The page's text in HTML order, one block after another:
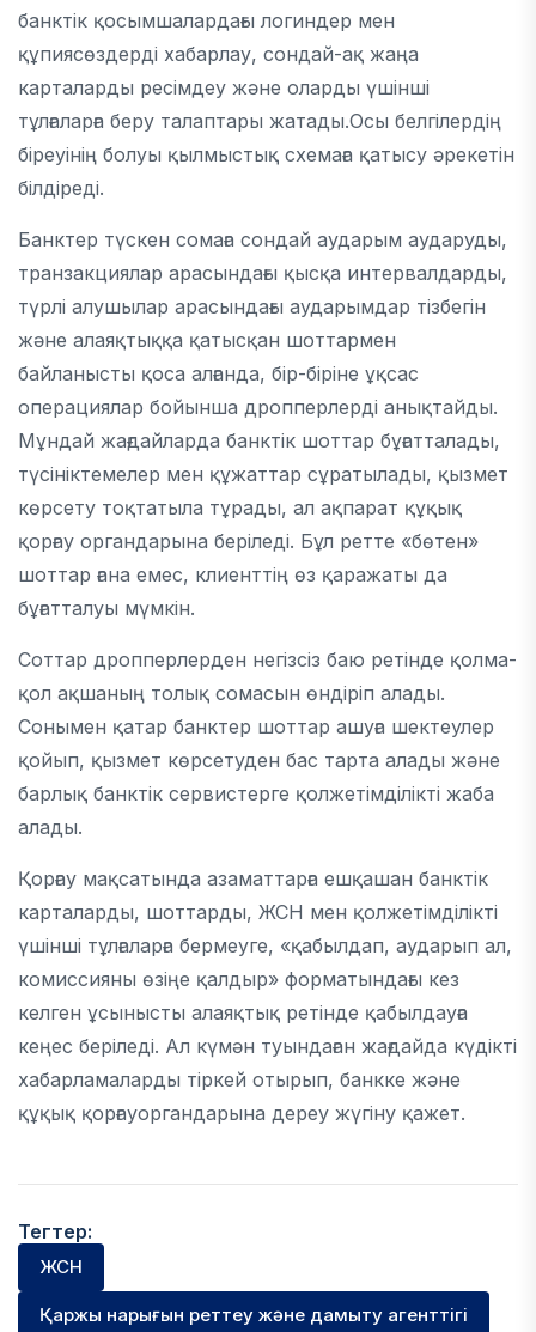
банктік қосымшалардағы логиндер мен
құпиясөздерді хабарлау, сондай-ақ жаңа
карталарды ресімдеу және оларды үшінші
тұлғаларға беру талаптары жатады.Осы белгілердің
біреуінің болуы қылмыстық схемаға қатысу әрекетін
білдіреді.
Банктер түскен сомаға сондай аударым аударуды,
транзакциялар арасындағы қысқа интервалдарды,
түрлі алушылар арасындағы аударымдар тізбегін
және алаяқтыққа қатысқан шоттармен
байланысты қоса алғанда, бір-біріне ұқсас
операциялар бойынша дропперлерді анықтайды.
Мұндай жағдайларда банктік шоттар бұғатталады,
түсініктемелер мен құжаттар сұратылады, қызмет
көрсету тоқтатыла тұрады, ал ақпарат құқық
қорғау органдарына беріледі. Бұл ретте «бөтен»
шоттар ғана емес, клиенттің өз қаражаты да
бұғатталуы мүмкін.
Соттар дропперлерден негізсіз баю ретінде қолма-
қол ақшаның толық сомасын өндіріп алады.
Сонымен қатар банктер шоттар ашуға шектеулер
қойып, қызмет көрсетуден бас тарта алады және
барлық банктік сервистерге қолжетімділікті жаба
алады.
Қорғау мақсатында азаматтарға ешқашан банктік
карталарды, шоттарды, ЖСН мен қолжетімділікті
үшінші тұлғаларға бермеуге, «қабылдап, аударып ал,
комиссияны өзіңе қалдыр» форматындағы кез
келген ұсынысты алаяқтық ретінде қабылдауға
кеңес беріледі. Ал күмән туындаған жағдайда күдікті
хабарламаларды тіркей отырып, банкке және
құқық қорғауоргандарына дереу жүгіну қажет.
Тегтер:
ЖСН
Қаржы нарығын реттеу және дамыту агенттігі